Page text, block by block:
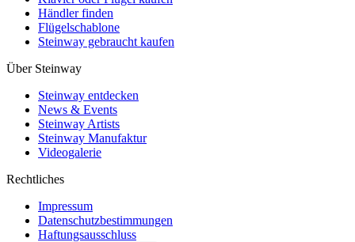
Händler finden
Flügelschablone
Steinway gebraucht kaufen
Über Steinway
Steinway entdecken
News & Events
Steinway Artists
Steinway Manufaktur
Videogalerie
Rechtliches
Impressum
Datenschutzbestimmungen
Haftungsausschluss